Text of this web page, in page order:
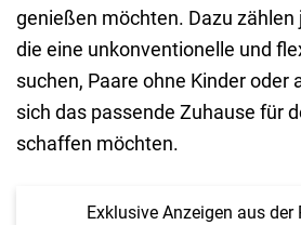
genießen möchten. Dazu zählen
die eine unkonventionelle und
suchen, Paare ohne Kinder oder
sich das passende Zuhause für
schaffen möchten.
Exklusive Anzeigen aus der